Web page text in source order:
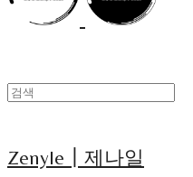
Zenyle┃제나일